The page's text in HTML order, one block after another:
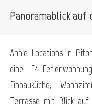
Panoramablick auf
Annie Locations in
eine F4-
Einbauküche,
Terrasse mit Blick auf